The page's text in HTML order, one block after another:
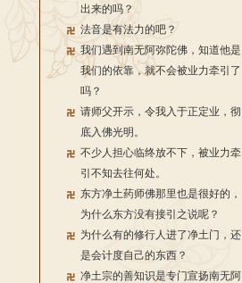
出来的吗？
法音是有法力的吧？
我们遇到南无阿弥陀佛，知道他是
我们的依靠，就不会被业力牵引了
吗？
请师父开示，令我入于正定业，彻
底入佛光明。
不少人担心临终放不下，被业力牵
引不知去往何处。
东方净土药师佛那里也是很好的，
为什么东方没有接引之说呢？
为什么有的修行人进了净土门，还
是会计度自己的东西？
净土宗的善知识是专门宣扬南无阿